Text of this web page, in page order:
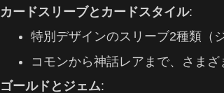
カードスリーブとカードスタイル:
特別デザインのスリーブ2種類（
コモンから神話レアまで、さま
ゴールドとジェム: